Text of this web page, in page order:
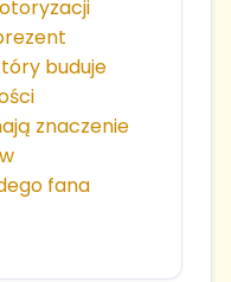
buduje
znaczenie
fana